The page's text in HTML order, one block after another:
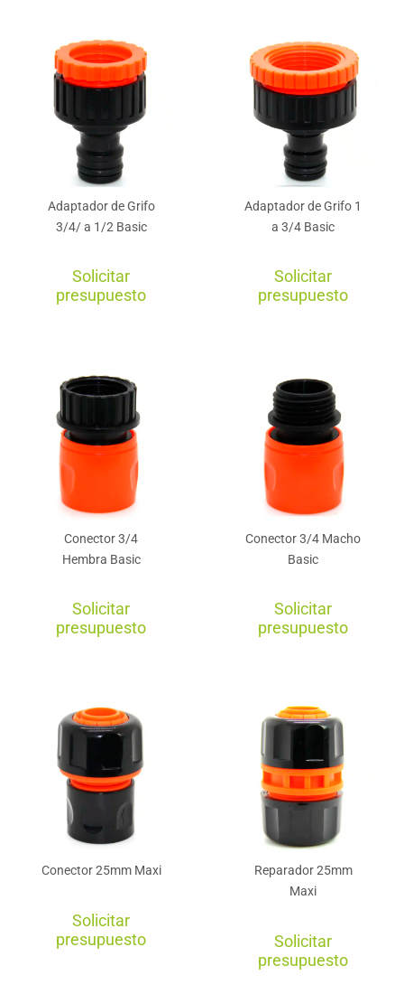
Adaptador de Grifo
3/4/ a 1/2 Basic
Solicitar
presupuesto
Adaptador de Grifo 1
a 3/4 Basic
Solicitar
presupuesto
Conector 3/4
Hembra Basic
Solicitar
presupuesto
Conector 3/4 Macho
Basic
Solicitar
presupuesto
Conector 25mm Maxi
Solicitar
presupuesto
Reparador 25mm
Maxi
Solicitar
presupuesto